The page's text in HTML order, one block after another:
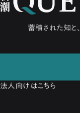
蓄積された知と
法人向けはこちら